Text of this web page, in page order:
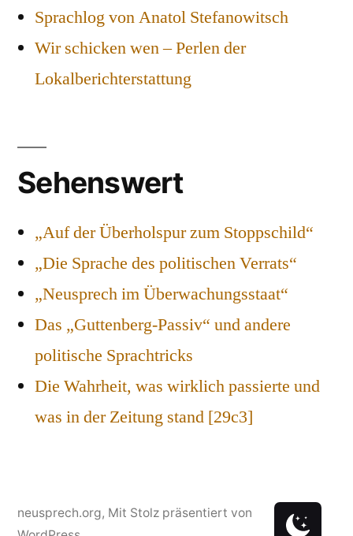
Sprachlog von Anatol Stefanowitsch
Wir schicken wen – Perlen der
Lokalberichterstattung
Sehenswert
„Auf der Überholspur zum Stoppschild“
„Die Sprache des politischen Verrats“
„Neusprech im Überwachungsstaat“
Das „Guttenberg-Passiv“ und andere
politische Sprachtricks
Die Wahrheit, was wirklich passierte und
was in der Zeitung stand [29c3]
neusprech.org, Mit Stolz präsentiert von